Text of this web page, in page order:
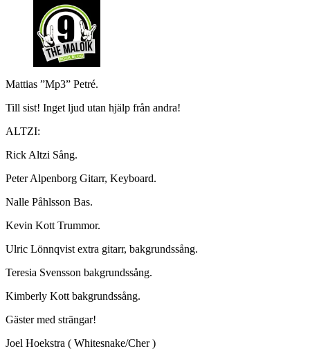
Mattias ”Mp3” Petré.
Till sist! Inget ljud utan hjälp från andra!
ALTZI:
Rick Altzi Sång.
Peter Alpenborg Gitarr, Keyboard.
Nalle Påhlsson Bas.
Kevin Kott Trummor.
Ulric Lönnqvist extra gitarr, bakgrundssång.
Teresia Svensson bakgrundssång.
Kimberly Kott bakgrundssång.
Gäster med strängar!
Joel Hoekstra ( Whitesnake/Cher )